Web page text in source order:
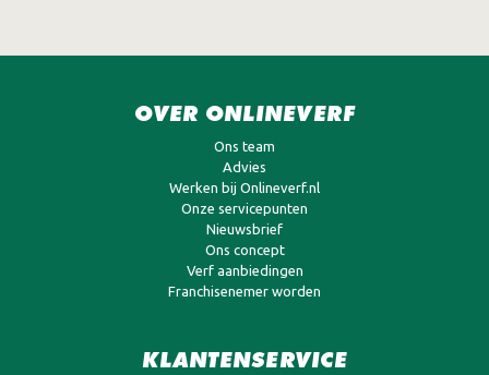
OVER ONLINEVERF
Ons team
Advies
Werken bij Onlineverf.nl
Onze servicepunten
Nieuwsbrief
Ons concept
Verf aanbiedingen
Franchisenemer worden
KLANTENSERVICE